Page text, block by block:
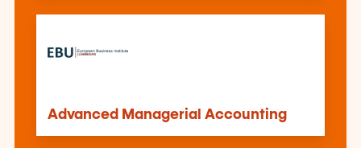
Advanced Managerial Accounting